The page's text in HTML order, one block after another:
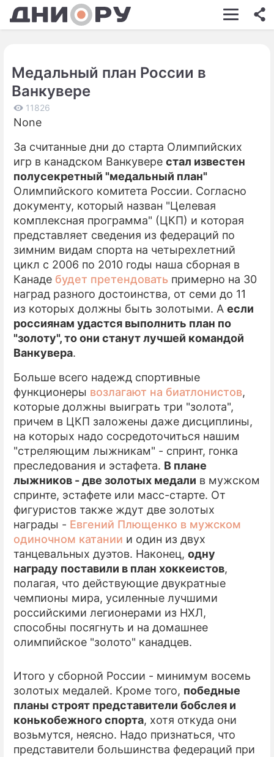
ШОУ-БИЗНЕС
КИНО
ЭКОНОМИКА
ПРОИСШЕСТВИЯ
СОННИК
СТИЛЬ ЖИЗНИ
СЕРИАЛЫ
ПРЕСС-РЕЛИЗЫ
О ПРОЕКТЕ
Медальный план России в
Ванкувере
11826
None
За считанные дни до старта Олимпийских
игр в канадском Ванкувере стал известен
полусекретный "медальный план"
Олимпийского комитета России. Согласно
документу, который назван "Целевая
комплексная программа" (ЦКП) и которая
представляет сведения из федераций по
зимним видам спорта на четырехлетний
цикл с 2006 по 2010 годы наша сборная в
Канаде будет претендовать примерно на 30
наград разного достоинства, от семи до 11
из которых должны быть золотыми. А если
россиянам удастся выполнить план по
"золоту", то они станут лучшей командой
Ванкувера.
Больше всего надежд спортивные
функционеры возлагают на биатлонистов,
которые должны выиграть три "золота",
причем в ЦКП заложены даже дисциплины,
на которых надо сосредоточиться нашим
"стреляющим лыжникам" - спринт, гонка
преследования и эстафета. В плане
лыжников - две золотых медали в мужском
спринте, эстафете или масс-старте. От
фигуристов также ждут две золотых
награды - Евгений Плющенко в мужском
одиночном катании и один из двух
танцевальных дуэтов. Наконец, одну
награду поставили в план хоккеистов,
полагая, что действующие двукратные
чемпионы мира, усиленные лучшими
российскими легионерами из НХЛ,
способны посягнуть и на домашнее
олимпийское "золото" канадцев.
Итого у сборной России - минимум восемь
золотых медалей. Кроме того, победные
планы строят представители бобслея и
конькобежного спорта, хотя откуда они
возьмутся, неясно. Надо признаться, что
представители большинства федераций при